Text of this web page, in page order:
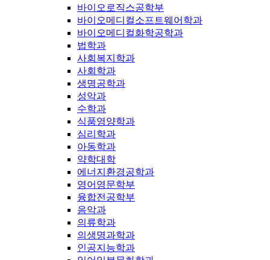
바이오로직스공학부
바이오메디컬소프트웨어학과
바이오메디컬화학공학과
법학과
사회복지학과
사회학과
생명공학과
성악과
수학과
식품영양학과
심리학과
아동학과
약학대학
에너지환경공학과
영어영문학부
융합전공학부
음악과
의류학과
의생명과학과
인공지능학과